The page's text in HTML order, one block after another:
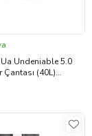
Undeniable 5.0
(40L)